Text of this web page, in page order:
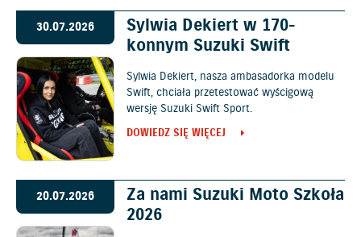
30.07.2026
Sylwia Dekiert w 170-
konnym Suzuki Swift
Sylwia Dekiert, nasza ambasadorka modelu
Swift, chciała przetestować wyścigową
wersję Suzuki Swift Sport.
DOWIEDZ SIĘ WIĘCEJ
20.07.2026
Za nami Suzuki Moto Szkoła
2026